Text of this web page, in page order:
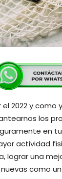
el 2022 y como
los
en
actividad
lograr una
como